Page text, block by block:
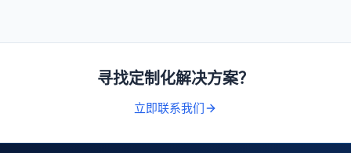
寻找定制化解决方案？
立即联系我们